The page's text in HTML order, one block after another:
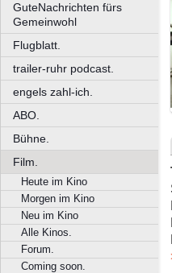
GuteNachrichten fürs
Gemeinwohl
Flugblatt.
trailer-ruhr podcast.
engels zahl-ich.
ABO.
Bühne.
Film.
Heute im Kino
Morgen im Kino
Neu im Kino
Alle Kinos.
Forum.
Coming soon.